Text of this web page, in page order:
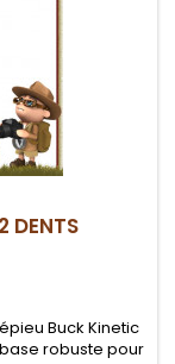
DENTS
Buck Kinetic
robuste pour